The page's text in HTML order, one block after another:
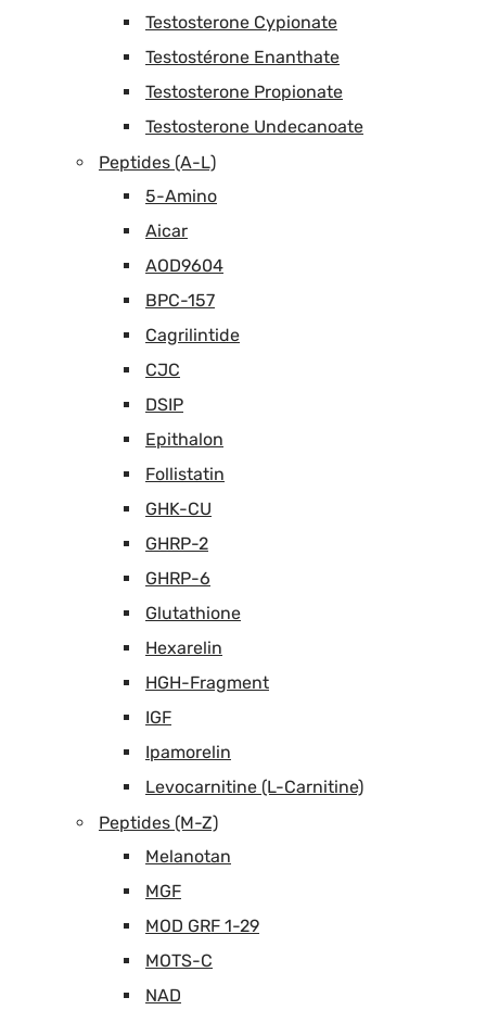
Testosterone Cypionate
Testostérone Enanthate
Testosterone Propionate
Testosterone Undecanoate
Peptides (A-L)
5-Amino
Aicar
AOD9604
BPC-157
Cagrilintide
CJC
DSIP
Epithalon
Follistatin
GHK-CU
GHRP-2
GHRP-6
Glutathione
Hexarelin
HGH-Fragment
IGF
Ipamorelin
Levocarnitine (L-Carnitine)
Peptides (M-Z)
Melanotan
MGF
MOD GRF 1-29
MOTS-C
NAD